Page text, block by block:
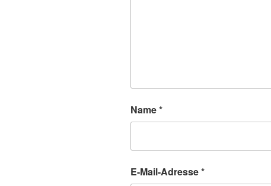
Name*
E-Mail-Adresse*